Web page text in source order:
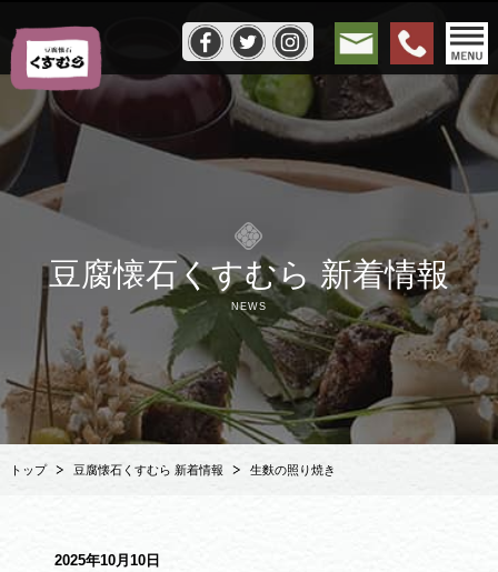
豆腐懐石くすむら 新着情報
NEWS
トップ 豆腐懐石くすむら 新着情報 生麩の照り焼き
2025年10月10日